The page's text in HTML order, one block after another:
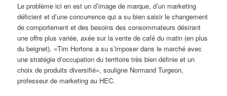
Le problème ici en est un d’image de marque, d’un marketing
déficient et d’une concurrence qui a su bien saisir le changement
de comportement et des besoins des consommateurs désirant
une offre plus variée, axée sur la vente de café du matin (en plus
du beignet). «Tim Hortons a su s’imposer dans le marché avec
une stratégie d’occupation du territoire très bien définie et un
choix de produits diversifié», souligne Normand Turgeon,
professeur de marketing au HEC.